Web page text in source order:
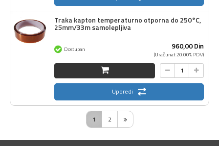
Traka kapton temperaturno otporna do 250°C,
25mm/33m samolepljiva
960,00Din
(Uračunat 20.00% PDV)
Dostupan
Uporedi
1 2